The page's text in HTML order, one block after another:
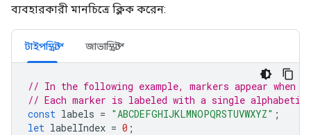
ব্যবহারকারী মানচিত্রে ক্লিক করেন:
টাইপস্ক্রিপ্ট জাভাস্ক্রিপ্ট
// In the following example, markers appear when
// Each marker is labeled with a single
const labels = "ABCDEFGHIJKLMNOPQRSTUVWXYZ" ;
let labelIndex = 0 ;